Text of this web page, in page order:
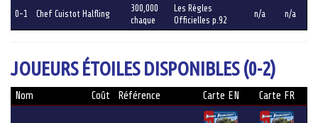
0-1 Chef Cuistot Halfling
300,000
chaque
Les Règles
Officielles p.92
n/a n/a
JOUEURS ÉTOILES DISPONIBLES (0-2)
Nom Coût Référence Carte EN Carte FR